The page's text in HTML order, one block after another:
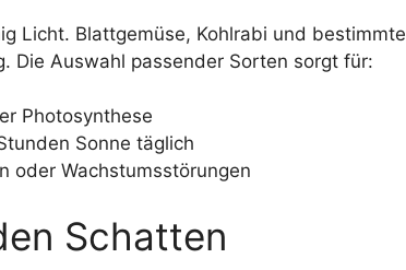
Licht. Blattgemüse, Kohlrabi und bestimmte
Die Auswahl passender Sorten sorgt für:
Photosynthese
Sonne täglich
oder Wachstumsstörungen
Schatten